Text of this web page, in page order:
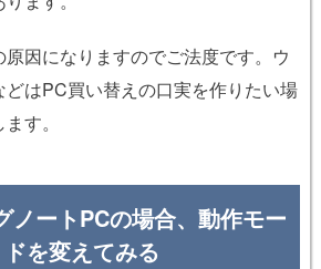
因になりますのでご法度です。ウ
どはPC買い替えの口実を作りたい場
す。
ノートPCの場合、動作モー
ドを変えてみる